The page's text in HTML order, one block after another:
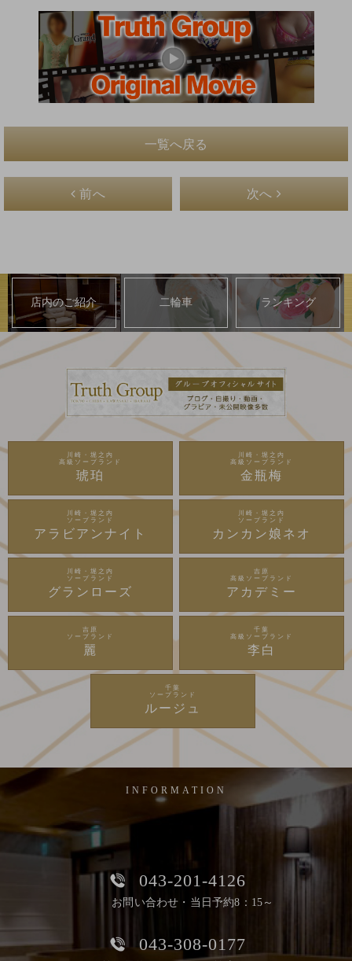
前へ
一覧へ戻る
次へ
店内のご紹介 二輪車 ランキング
川崎・堀之内
高級ソープランド
琥珀
川崎・堀之内
高級ソープランド
金瓶梅
川崎・堀之内
ソープランド
アラビアンナイト
川崎・堀之内
ソープランド
カンカン娘ネオ
川崎・堀之内
ソープランド
グランローズ
吉原
高級ソープランド
アカデミー
吉原
ソープランド
麗
千葉
高級ソープランド
李白
千葉
ソープランド
ルージュ
INFORMATION
043-201-4126
お問い合わせ・当日予約8：15～
043-308-0177